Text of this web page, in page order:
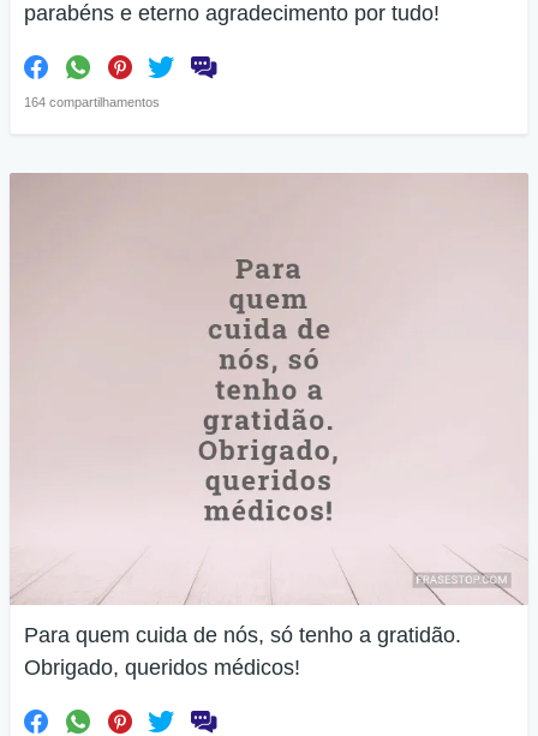
parabéns e eterno agradecimento por tudo!
164 compartilhamentos
Para quem cuida de nós, só tenho a gratidão.
Obrigado, queridos médicos!